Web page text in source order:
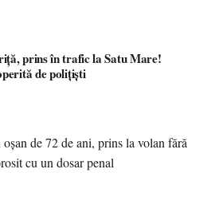
prins în trafic la Satu Mare!
de polițiști